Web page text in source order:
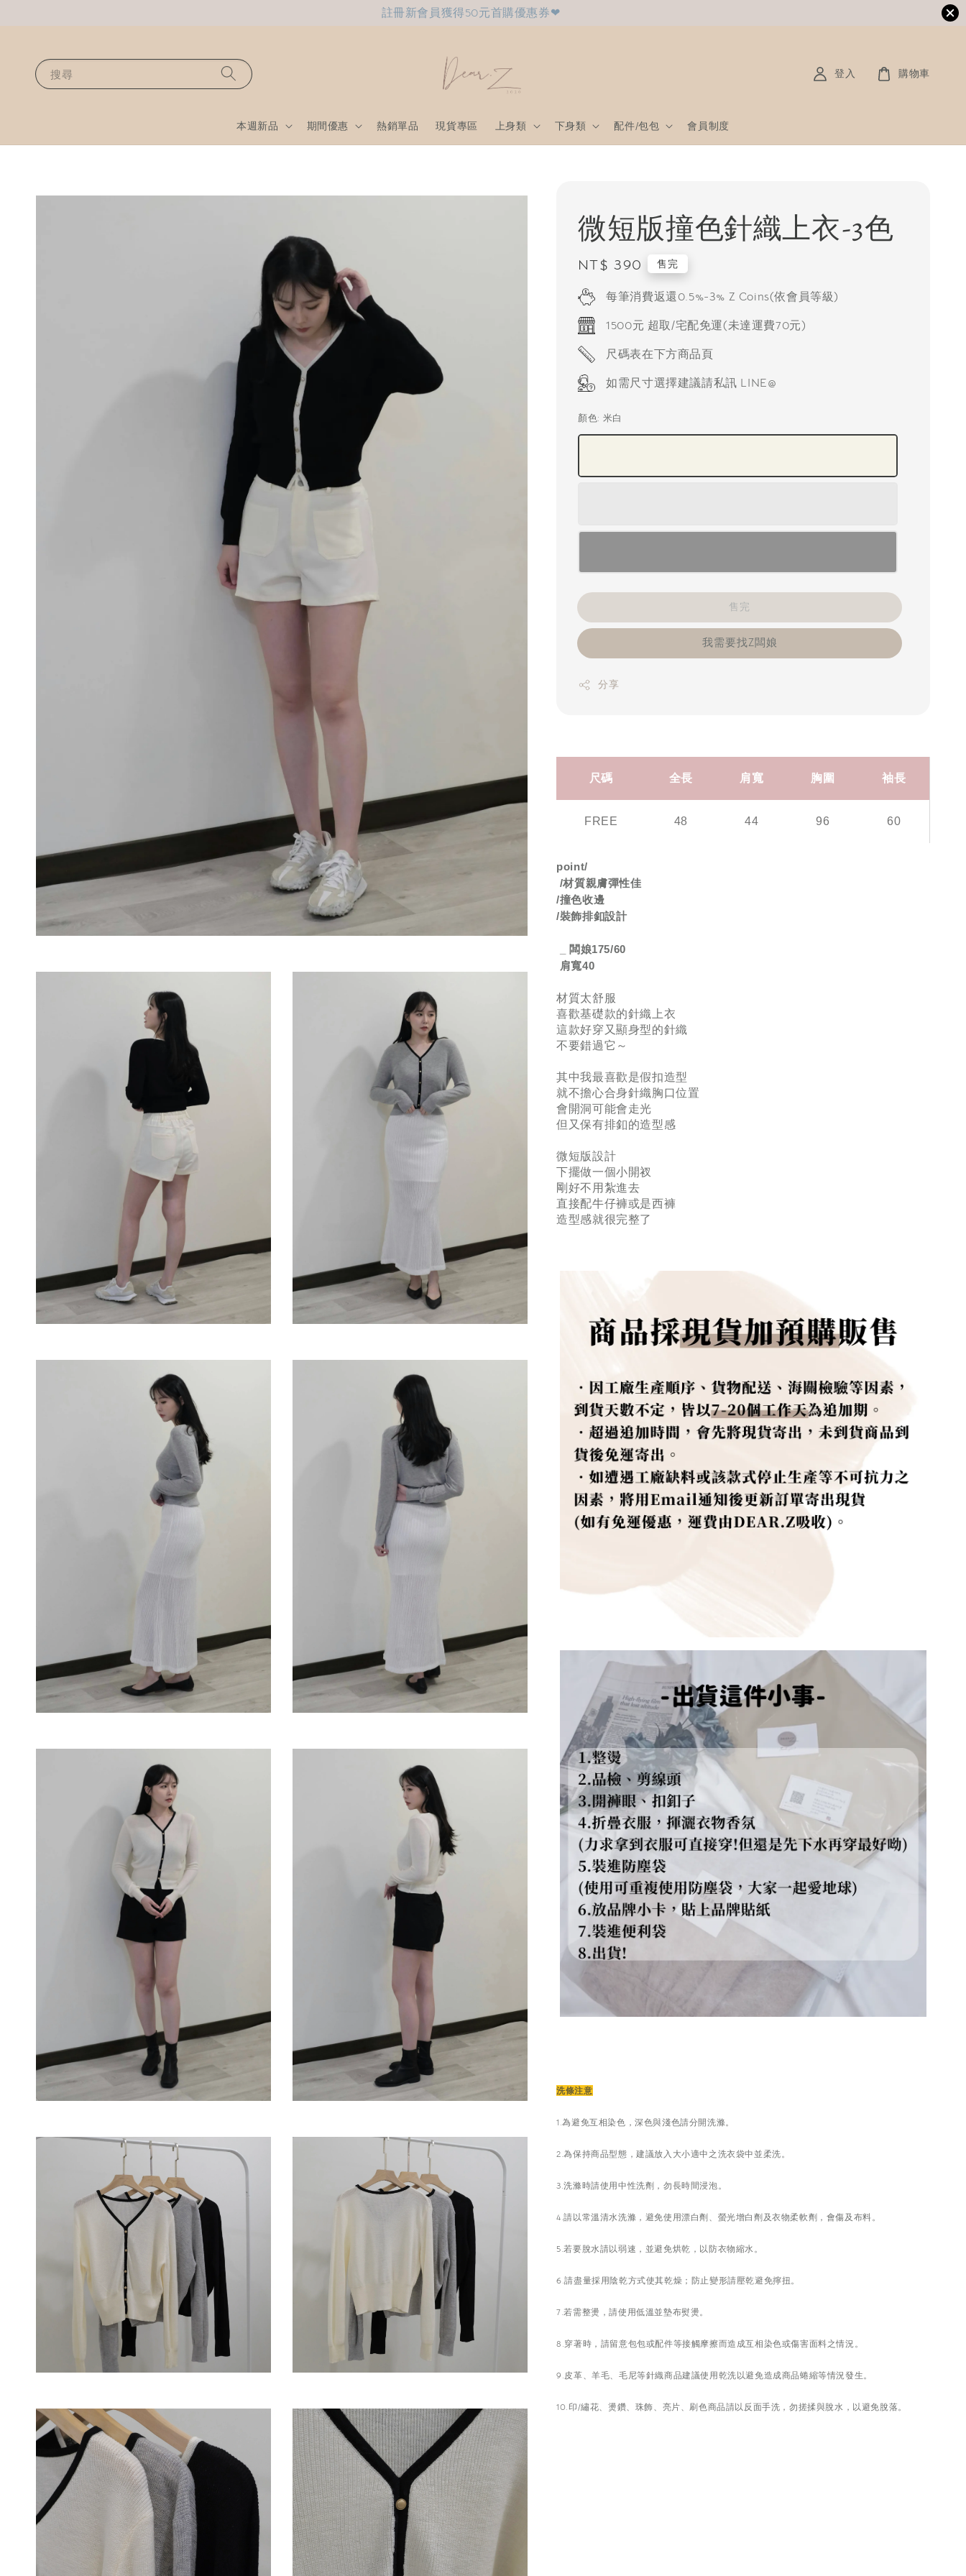
註冊新會員獲得50元首購優惠券❤
搜尋
本週新品 期間優惠 熱銷單品 現貨專區 上身類 下身類 配件/包包 會員制度
登入 購物車
微短版撞色針織上衣-3色
Regular
price
NT$ 390 售完
每筆消費返還0.5%-3% Z Coins(依會員等級)
1500元 超取/宅配免運(未達運費70元)
尺碼表在下方商品頁
如需尺寸選擇建議請私訊 LINE@
顏色: 米白
售完
我需要找Z闆娘
分享
尺碼 全長 肩寬 胸圍 袖長
FREE 48 44 96 60
point/
/材質親膚彈性佳
/撞色收邊
/裝飾排釦設計
闆娘175/60
肩寬40
材質太舒服
喜歡基礎款的針織上衣
這款好穿又顯身型的針織
不要錯過它～
其中我最喜歡是假扣造型
就不擔心合身針織胸口位置
會開洞可能會走光
但又保有排釦的造型感
微短版設計
下擺做一個小開衩
剛好不用紮進去
直接配牛仔褲或是西褲
造型感就很完整了
洗條注意
1.為避免互相染色，深色與淺色請分開洗滌。
2.為保持商品型態，建議放入大小適中之洗衣袋中並柔洗。
3.洗滌時請使用中性洗劑，勿長時間浸泡。
4.請以常溫清水洗滌，避免使用漂白劑、螢光增白劑及衣物柔軟劑，會傷及布料。
5.若要脫水請以弱速，並避免烘乾，以防衣物縮水。
6.請盡量採用陰乾方式使其乾燥；防止變形請壓乾避免擰扭。
7.若需整燙，請使用低溫並墊布熨燙。
8.穿著時，請留意包包或配件等接觸摩擦而造成互相染色或傷害面料之情況。
9.皮革、羊毛、毛尼等針織商品建議使用乾洗以避免造成商品蜷縮等情況發生。
10.印/繡花、燙鑽、珠飾、亮片、刷色商品請以反面手洗，勿搓揉與脫水，以避免脫落。